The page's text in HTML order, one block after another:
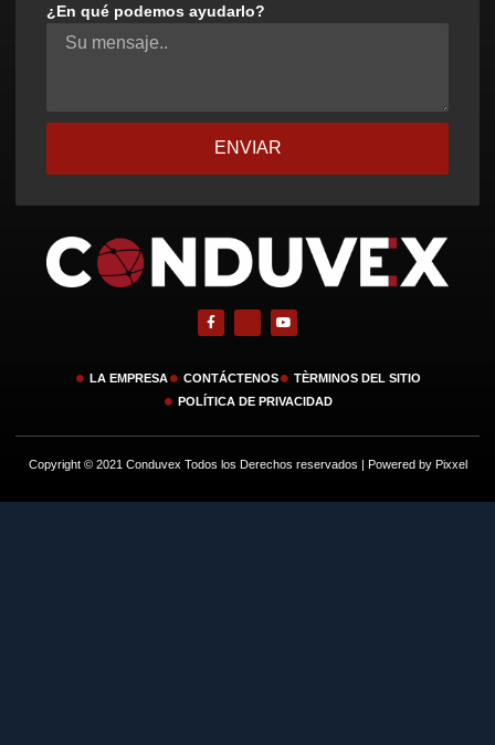
¿En qué podemos ayudarlo?
ENVIAR
LA EMPRESA CONTÁCTENOS
TÈRMINOS DEL SITIO
POLÍTICA DE PRIVACIDAD
Copyright © 2021 Conduvex Todos los Derechos reservados | Powered by Pixxel